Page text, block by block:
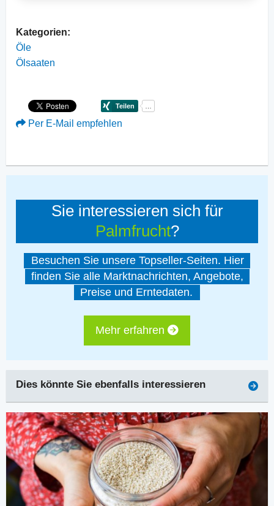
Kategorien:
Öle
Ölsaaten
Per E-Mail empfehlen
Sie interessieren sich für
Palmfrucht?
Besuchen Sie unsere Topseller-Seiten. Hier
finden Sie alle Marktnachrichten, Angebote,
Preise und Erntedaten.
Mehr erfahren
Dies könnte Sie ebenfalls interessieren